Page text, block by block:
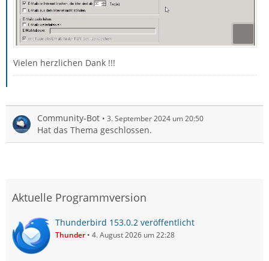
Vielen herzlichen Dank !!!
Community-Bot 3. September 2024 um 20:50
Hat das Thema geschlossen.
Aktuelle Programmversion
Thunderbird 153.0.2 veröffentlicht
Thunder 4. August 2026 um 22:28